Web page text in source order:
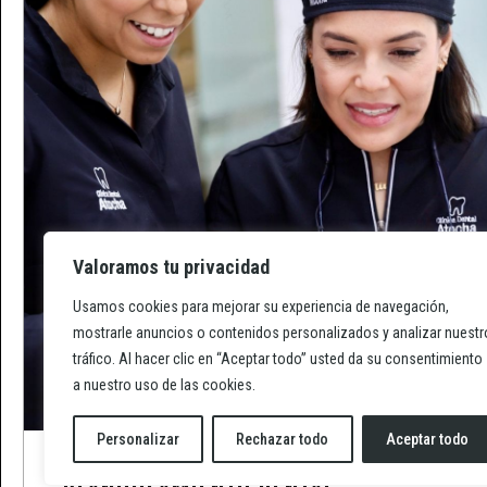
Valoramos tu privacidad
Usamos cookies para mejorar su experiencia de navegación,
mostrarle anuncios o contenidos personalizados y analizar
tráfico. Al hacer clic en “Aceptar todo” usted da su consentimiento
a nuestro uso de las cookies.
Personalizar Rechazar todo Aceptar todo